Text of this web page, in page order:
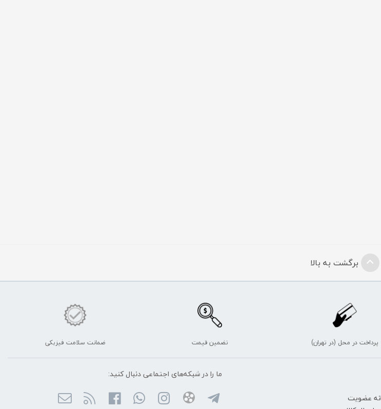
برگشت به بالا
پرداخت در محل (در تهران) تضمین قیمت ضمانت سلامت فیزیکی
عضویت
ما را در شبکه‌های اجتماعی دنبال کنید: